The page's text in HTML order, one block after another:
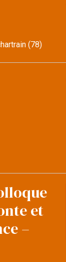
(78)
et
–